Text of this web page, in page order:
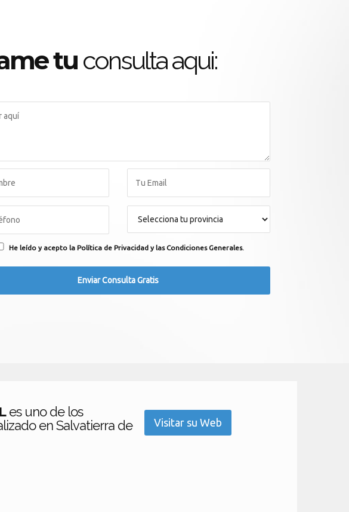
tu consulta aqui:
He leído y acepto la Política de Privacidad y las Condiciones Generales.
es uno de los
en Salvatierra de
Visitar su Web